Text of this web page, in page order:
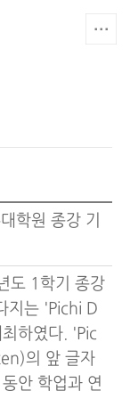
학원 종강 기
도 1학기 종강
지는 'Pichi D
하였다. 'Pic
의 앞 글자
안 학업과 연